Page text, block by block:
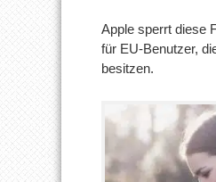
Apple sperrt diese
für EU-Benutzer,
besitzen.